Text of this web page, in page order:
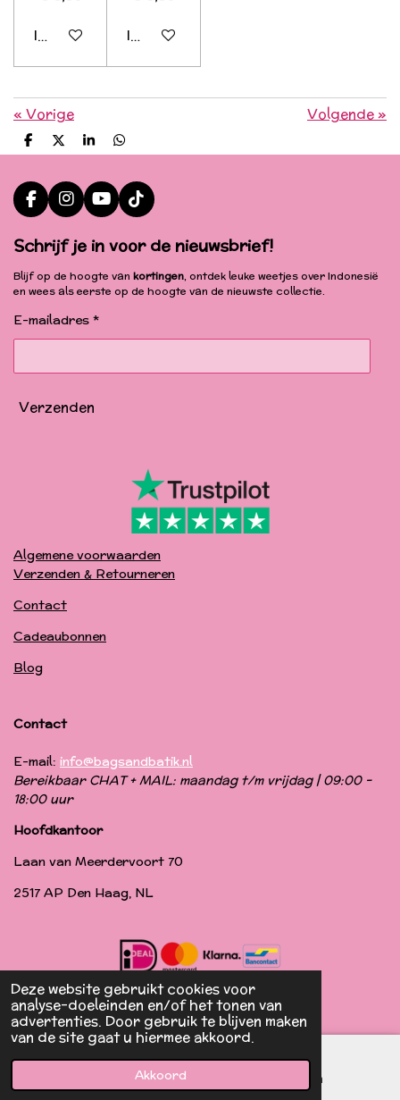
Deze website gebruikt cookies voor
analyse-doeleinden en/of het tonen van
advertenties. Door gebruik te blijven maken
van de site gaat u hiermee akkoord.
Akkoord
In winkelwagenIn winkelwagen
« Vorige Volgende»
D
e
e
n
D
e
l
S
h
r
e
D
e
e
n
F
a
c
e
b
o
k
I
n
s
t
a
g
a
m
Y
o
u
T
u
b
T
i
k
T
o
k
Schrijf je in voor de nieuwsbrief!
Blijf op de hoogte van kortingen, ontdek leuke weetjes over Indonesië
en wees als eerste op de hoogte van de nieuwste collectie.
E-mailadres *
Verzenden
Algemene voorwaarden
Verzenden & Retourneren
Contact
Cadeaubonnen
Blog
Contact
E-mail: info@bagsandbatik.nl
Bereikbaar CHAT + MAIL: maandag t/m vrijdag | 09:00 -
18:00 uur
Hoofdkantoor
Laan van Meerdervoort 70
2517 AP Den Haag, NL
© 2019 - 2024 Bags & Batik
E-mailadres Instagram